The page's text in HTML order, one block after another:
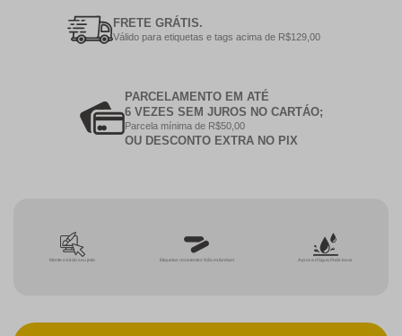
FRETE GRÁTIS.
Válido para etiquetas e tags acima de R$129,00
PARCELAMENTO EM ATÉ
6 VEZES SEM JUROS NO CARTÁO;
Parcela mínima de R$50,00
OU DESCONTO EXTRA NO PIX
Monte o kit do seu jeito Etiquetas resistentes Não esfarelam A prova d'água Pode lavar